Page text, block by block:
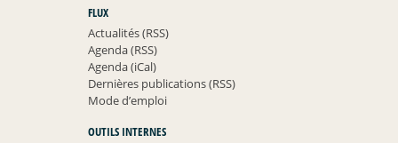
FLUX
Actualités (RSS)
Agenda (RSS)
Agenda (iCal)
Dernières publications (RSS)
Mode d’emploi
OUTILS INTERNES